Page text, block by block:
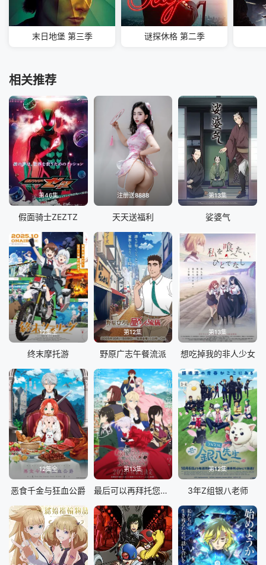
末日地堡 第三季 谜探休格 第二季
相关推荐
第46集
假面骑士ZEZTZ
注册送8888
天天送福利
第13集
娑婆气
12集全
终末摩托游
第12集
野原广志午餐流派
第13集
想吃掉我的非人少女
12集全
恶食千金与狂血公爵
第13集
最后可以再拜托您一件事吗
第12集
3年Z组银八老师